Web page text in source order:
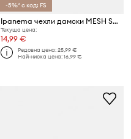
-5%* с код: FS
Ipanema чехли дамски MESH SLIDE I
Текуща цена:
14,99 €
Редовна цена:25,99 €
Най-ниска цена:16,99 €